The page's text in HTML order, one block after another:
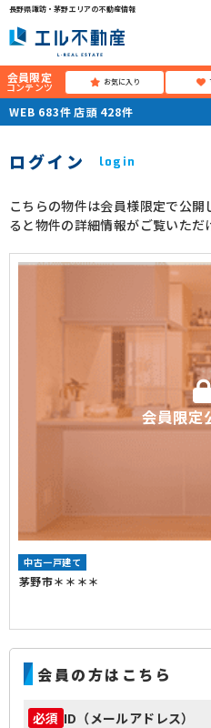
長野県諏訪・茅野エリアの不動産情報
会員限定
コンテンツ お気に入り
WEB 683件 店頭 428件
ログイン login
こちらの物件は会員様限定で公
ると物件の詳細情報がご覧いただ
会員限定
中古一戸建て
茅野市＊＊＊＊
会員の方はこちら
必須 ID（メールアドレス）